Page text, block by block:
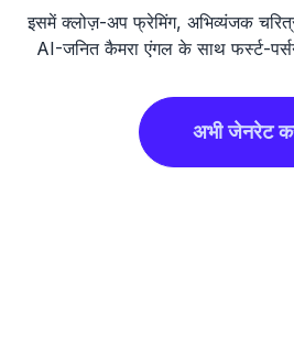
इसमें क्लोज़-अप फ्रेमिंग, अभिव्यंजक
AI-जनित कैमरा एंगल के साथ फर्स्ट-पर्सन
अभी जेनरेट